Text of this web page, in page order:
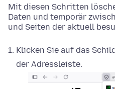
Mit diesen Schritten
Daten und temporär
und Seiten der aktuell
Klicken Sie auf das
der Adressleiste.